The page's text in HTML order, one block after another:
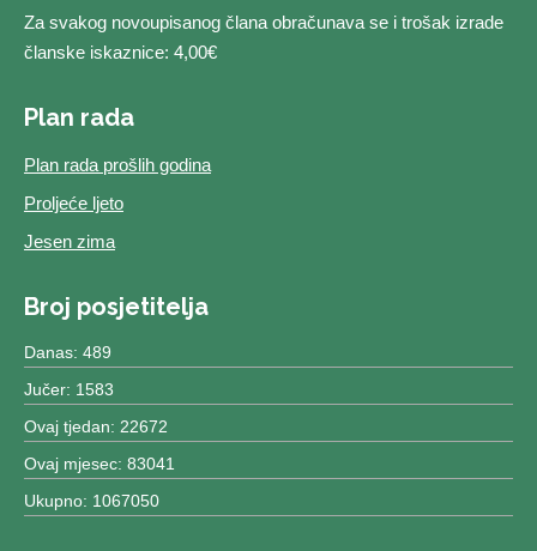
Za svakog novoupisanog člana obračunava se i trošak izrade
članske iskaznice: 4,00€
Plan rada
Plan rada prošlih godina
Proljeće ljeto
Jesen zima
Broj posjetitelja
Danas: 489
Jučer: 1583
Ovaj tjedan: 22672
Ovaj mjesec: 83041
Ukupno: 1067050